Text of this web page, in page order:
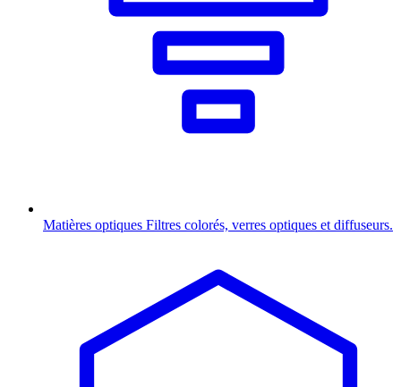
Matières optiques Filtres colorés, verres optiques et diffuseurs.